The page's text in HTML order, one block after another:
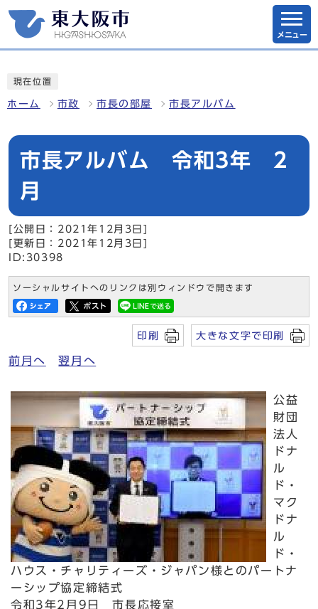
メニュー
現在位置
ホーム 市政 市長の部屋 市長アルバム
市長アルバム 令和3年 2
月
[公開日：2021年12月3日]
[更新日：2021年12月3日]
ID:30398
ソーシャルサイトへのリンクは別ウィンドウで開きます
印刷 大きな文字で印刷
前月へ 翌月へ
公益
財団
法人
ドナ
ル
ド・
マク
ドナ
ル
ド・
ハウス・チャリティーズ・ジャパン様とのパートナ
ーシップ協定締結式
令和3年2月9日 市長応接室